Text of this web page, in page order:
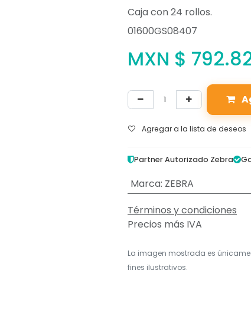
Caja con 24 rollos.
01600GS08407
MXN $
Agregar a la lista de deseos
Partner Autorizado Zebra
Marca: ZEBRA
Términos y condiciones
Precios más IVA
La imagen mostrada es
fines ilustrativos.